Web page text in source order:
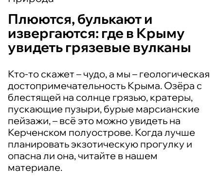
Плюются, булькают и
извергаются: где в Крыму
увидеть грязевые вулканы
Кто-то скажет – чудо, а мы – геологическая
достопримечательность Крыма. Озёра с
блестящей на солнце грязью, кратеры,
пускающие пузыри, бурые марсианские
пейзажи, – всё это можно увидеть на
Керченском полуострове. Когда лучше
планировать экзотическую прогулку и
опасна ли она, читайте в нашем
материале.